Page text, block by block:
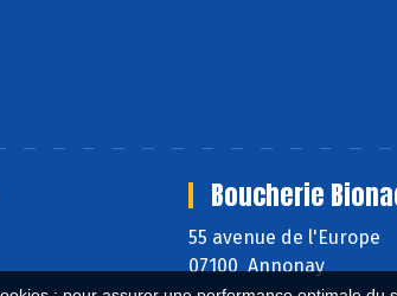
Boucherie
55 avenue de l'Europe
07100 Annonay